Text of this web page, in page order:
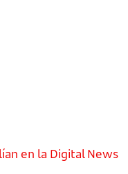
en la Digital News